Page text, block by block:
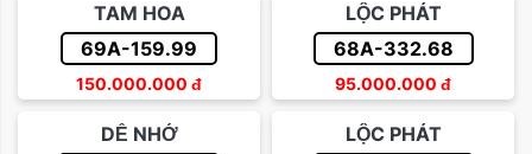
TAM HOA
69A-159.99
150.000.000 đ
LỘC PHÁT
68A-332.68
95.000.000 đ
DỄ NHỚ
LỘC PHÁT